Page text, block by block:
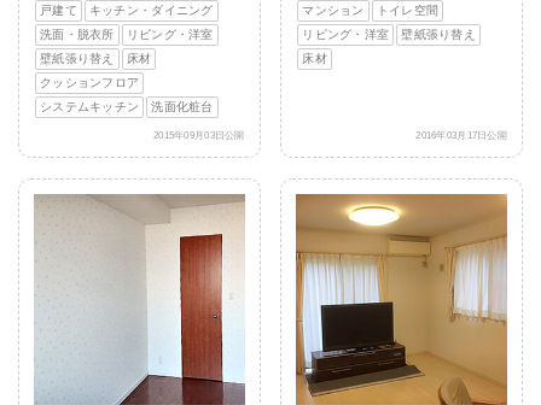
戸建て
キッチン・ダイニング
洗面・脱衣所
リビング・洋室
壁紙張り替え
床材
クッションフロア
システムキッチン
洗面化粧台
2015年09月03日公開
マンション
トイレ空間
リビング・洋室
壁紙張り替え
床材
2016年03月17日公開